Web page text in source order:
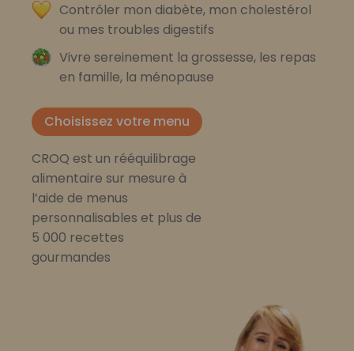
Contrôler mon diabète, mon cholestérol
ou mes troubles digestifs
Vivre sereinement la grossesse, les repas
en famille, la ménopause
Choisissez votre menu
CROQ est un rééquilibrage
alimentaire sur mesure à
l’aide de menus
personnalisables et plus de
5 000 recettes
gourmandes